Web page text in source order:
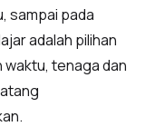
sampai pada
adalah pilihan
tenaga dan